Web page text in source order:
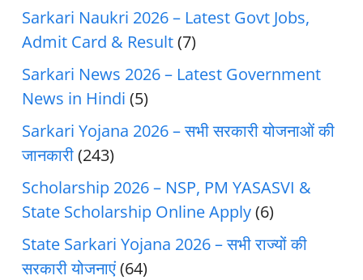
Sarkari Naukri 2026 – Latest Govt Jobs,
Admit Card & Result(7)
Sarkari News 2026 – Latest Government
News in Hindi (5)
Sarkari Yojana 2026 – सभी सरकारी योजनाओं की
जानकारी(243)
Scholarship 2026 – NSP, PM YASASVI &
State Scholarship Online Apply(6)
State Sarkari Yojana 2026 – सभी राज्यों की
सरकारी योजनाएं(64)